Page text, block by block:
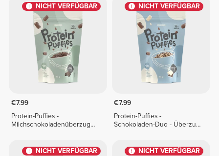
NICHT VERFÜGBAR
€7.99
Protein-Puffies -
Milchschokoladenüberzug
NICHT VERFÜGBAR
€7.99
Protein-Puffies -
Schokoladen-Duo - Überzug
NICHT VERFÜGBAR
NICHT VERFÜGBAR